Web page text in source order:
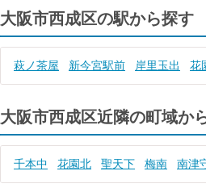
大阪市西成区の駅から探す
萩ノ茶屋 新今宮駅前 岸里玉出 花
大阪市西成区近隣の町域か
千本中 花園北 聖天下 梅南 南津